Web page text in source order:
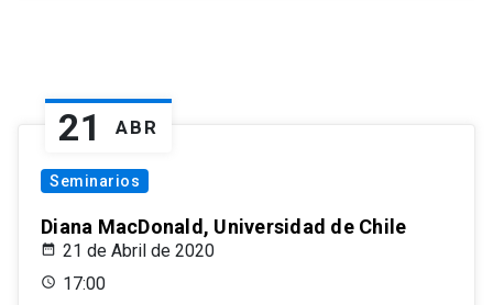
21 ABR
Seminarios
Diana MacDonald, Universidad de Chile
21 de Abril de 2020
17:00